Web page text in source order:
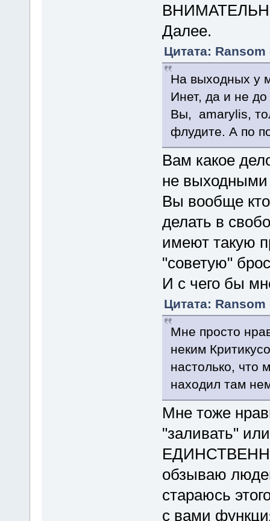
Далее.
Цитата: Ransom
На выходных у
Инет, да и не
Вы, amarylis,
флудите. А по
Вам какое
не
Вы вообще
делать в
имеют такую
"советую"
И с чего бы
Цитата: Ransom
Мне просто
неким
настолько, что
находил там
Мне тоже
"заливать"
обзываю
стараюсь
с вами